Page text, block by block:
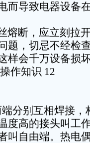
而导致电器设备
熔断，应立刻拉
题，切忌不经检
样会千万设备损
作知识 12
分别互相焊接，
度高的接头叫工
叫自由端。热电